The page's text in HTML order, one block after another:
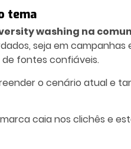
tema
washing na
seja em campanhas
fontes confiáveis.
o cenário atual e
caia nos clichês e